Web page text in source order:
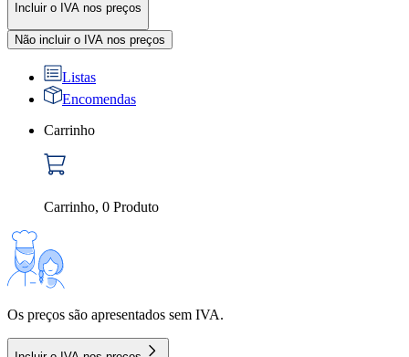
Incluir o IVA nos preços
Não incluir o IVA nos preços
Listas
Encomendas
Carrinho
Carrinho, 0 Produto
Os preços são apresentados sem IVA.